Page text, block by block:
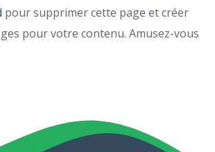
pour supprimer cette page et créer
pour votre contenu. Amusez-vous